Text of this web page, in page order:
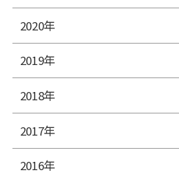
2020年
2019年
2018年
2017年
2016年